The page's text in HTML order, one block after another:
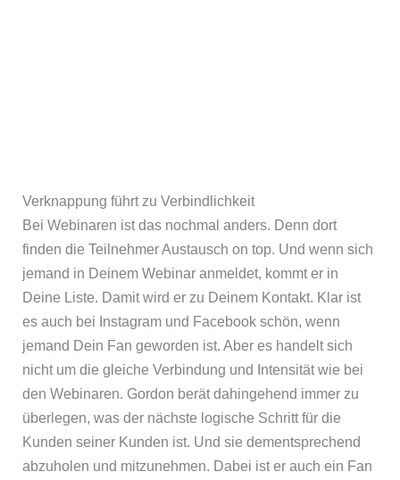
Verknappung führt zu Verbindlichkeit
Bei Webinaren ist das nochmal anders. Denn dort
finden die Teilnehmer Austausch on top. Und wenn sich
jemand in Deinem Webinar anmeldet, kommt er in
Deine Liste. Damit wird er zu Deinem Kontakt. Klar ist
es auch bei Instagram und Facebook schön, wenn
jemand Dein Fan geworden ist. Aber es handelt sich
nicht um die gleiche Verbindung und Intensität wie bei
den Webinaren. Gordon berät dahingehend immer zu
überlegen, was der nächste logische Schritt für die
Kunden seiner Kunden ist. Und sie dementsprechend
abzuholen und mitzunehmen. Dabei ist er auch ein Fan